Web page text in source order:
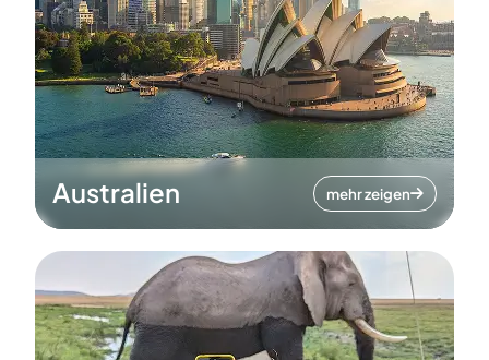
Australien mehr zeigen